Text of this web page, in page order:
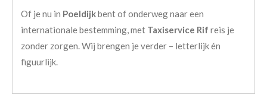
Of je nu in Poeldijkbent of onderweg naar een
internationale bestemming, met Taxiservice Rif reis je
zonder zorgen. Wij brengen je verder – letterlijk én
figuurlijk.